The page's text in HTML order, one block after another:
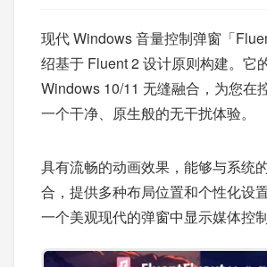
现代 Windows 音量控制弹窗「
绍基于 Fluent 2 设计原则构建。它
Windows 10/11 无缝融合，为您在
一个干净、原生般的无干扰体验。
具有流畅的动画效果，能够与系统
合，提供多种布局位置和个性化设
一个美观现代的弹窗中显示媒体控制